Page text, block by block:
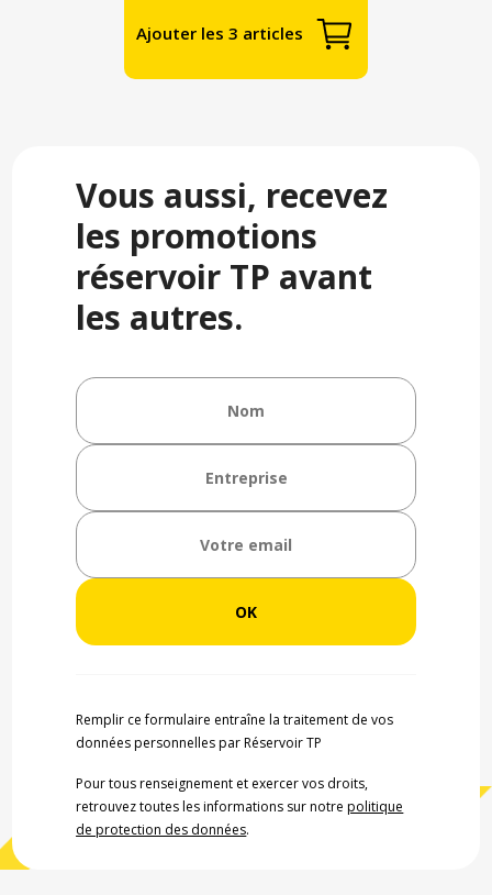
Ajouter les 3 articles
Vous aussi, recevez
les promotions
réservoir TP avant
les autres.
Remplir ce formulaire entraîne la traitement de vos
données personnelles par Réservoir TP
Pour tous renseignement et exercer vos droits,
retrouvez toutes les informations sur notrepolitique
de protection des données.